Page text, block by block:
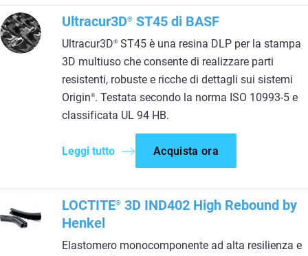
Ultracur3D® ST45 di BASF
Ultracur3D® ST45 è una resina DLP per la stampa
3D multiuso che consente di realizzare parti
resistenti, robuste e ricche di dettagli sui sistemi
Origin®. Testata secondo la norma ISO 10993-5 e
classificata UL 94 HB.
Leggi tutto Acquista ora
LOCTITE® 3D IND402 High Rebound by
Henkel
Elastomero monocomponente ad alta resilienza e